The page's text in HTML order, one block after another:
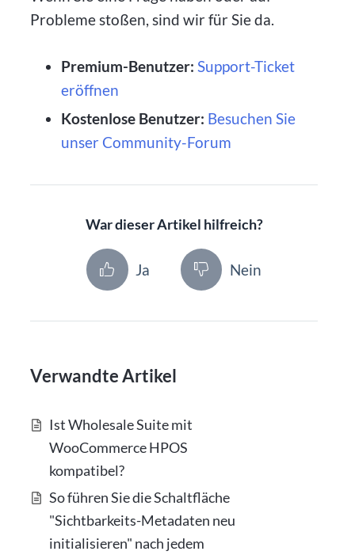
Probleme stoßen, sind wir für Sie da.
Premium-Benutzer: Support-Ticket
eröffnen
Kostenlose Benutzer: Besuchen Sie
unser Community-Forum
War dieser Artikel hilfreich?
Ja Nein
Verwandte Artikel
Ist Wholesale Suite mit
WooCommerce HPOS
kompatibel?
So führen Sie die Schaltfläche
"Sichtbarkeits-Metadaten neu
initialisieren" nach jedem